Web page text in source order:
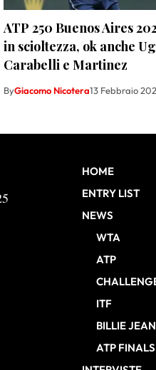
ATP 250 Buenos Aires
in scioltezza, ok anche
Carabelli e Martinez
ByGiacomo Nicotera13 Febbraio
HOME
ENTRY LIST
NEWS
WTA
ATP
ITF
BILLIE
ATP FINALS